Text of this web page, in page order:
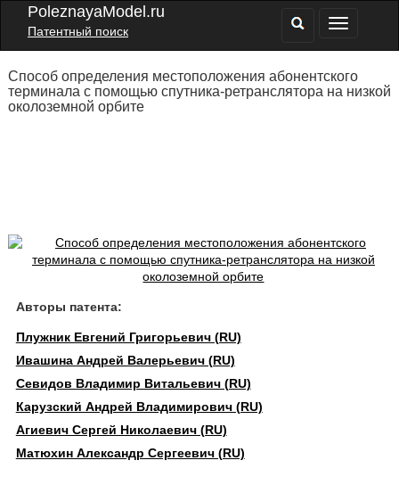
PoleznayaModel.ru
Патентный поиск
Способ определения местоположения абонентского
терминала с помощью спутника-ретранслятора на низкой
околоземной орбите
Авторы патента:
Плужник Евгений Григорьевич (RU)
Ивашина Андрей Валерьевич (RU)
Севидов Владимир Витальевич (RU)
Карузский Андрей Владимирович (RU)
Агиевич Сергей Николаевич (RU)
Матюхин Александр Сергеевич (RU)